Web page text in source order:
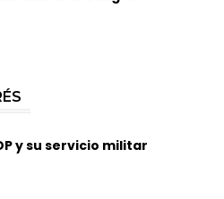
y su servicio militar